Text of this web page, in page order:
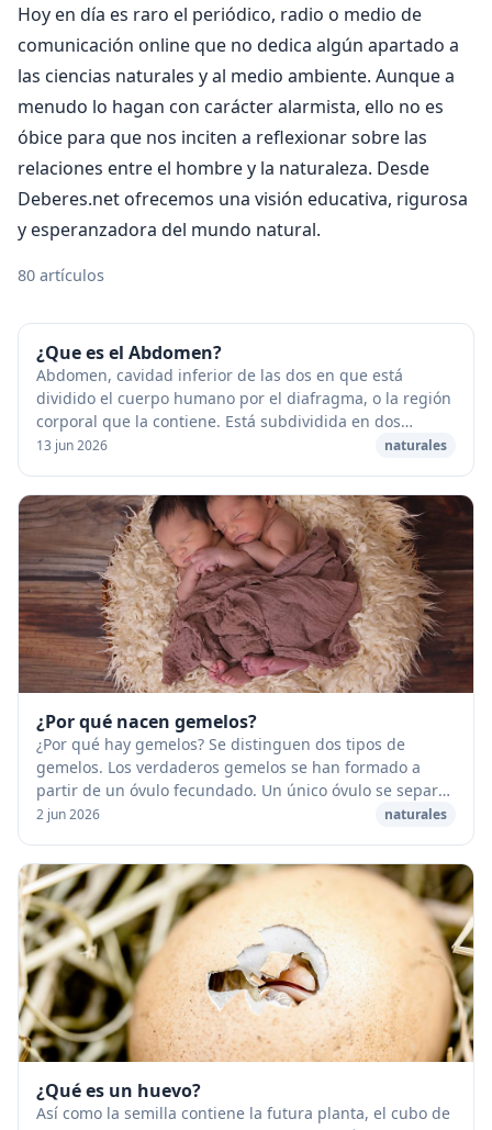
Hoy en día es raro el periódico, radio o medio de
comunicación online que no dedica algún apartado a
las ciencias naturales y al medio ambiente. Aunque a
menudo lo hagan con carácter alarmista, ello no es
óbice para que nos inciten a reflexionar sobre las
relaciones entre el hombre y la naturaleza. Desde
Deberes.net ofrecemos una visión educativa, rigurosa
y esperanzadora del mundo natural.
80 artículos
¿Que es el Abdomen?
Abdomen, cavidad inferior de las dos en que está
dividido el cuerpo humano por el diafragma, o la región
corporal que la contiene. Está subdividida en dos
partes: el abdomen propiamente dicho y la pel...
13 jun 2026 naturales
¿Por qué nacen gemelos?
¿Por qué hay gemelos? Se distinguen dos tipos de
gemelos. Los verdaderos gemelos se han formado a
partir de un óvulo fecundado. Un único óvulo se separa
en dos. Siempre son del mismo sexo. Los falsos ...
2 jun 2026 naturales
¿Qué es un huevo?
Así como la semilla contiene la futura planta, el cubo de